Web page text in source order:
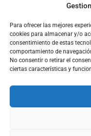
Para ofrecer las mejores
cookies para almacenar y/o
consentimiento de estas
comportamiento de
No consentir o retirar el
ciertas características y